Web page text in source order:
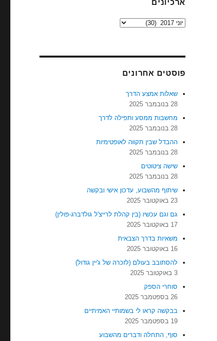
ארכיונים
ארכיונים
פוסטים אחרונים
שאלות אמצע הדרך
28 בנובמבר 2025
מחשבות ממסע ותפילה לדרך
28 בנובמבר 2025
ההבדל שבין תקווה לאופטימיות
28 בנובמבר 2025
שישה ציטוטים
28 בנובמבר 2025
שיתוף מהשבוע, עדכון אישי ובקשה
23 באוקטובר 2025
גם וגם עכשיו (בין קהלת לרייצ'ל גולדברג-פולין)
17 באוקטובר 2025
משאיות בדרך הצבאית
16 באוקטובר 2025
להסתובב בעולם (לזכרה של ג'יין גודול)
3 באוקטובר 2025
סוחרי הספק
26 בספטמבר 2025
בבקשה קראו לי בשמותיי האמיתיים
19 בספטמבר 2025
סוף, התחלה ודברים מהשבוע